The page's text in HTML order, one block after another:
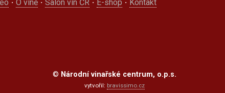
· O víně · Salon vín ČR · E-shop · Kontakt
© Národní vinařské centrum, o.p.s.
vytvořil: bravissimo.cz